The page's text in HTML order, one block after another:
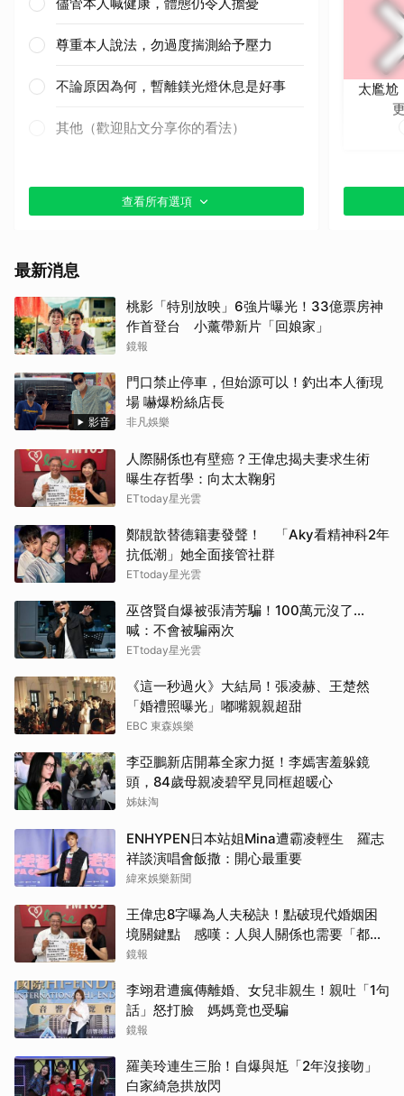
儘管本人喊健康，體態仍令人擔憂
尊重本人說法，勿過度揣測給予壓力
不論原因為何，暫離鎂光燈休息是好事
其他（歡迎貼文分享你的看法）
查看所有選項
太尷尬
最新消息
桃影「特別放映」6強片曝光！33億票房神
作首登台 小薰帶新片「回娘家」
鏡報
影音
門口禁止停車，但始源可以！釣出本人衝現
場 嚇爆粉絲店長
非凡娛樂
人際關係也有壁癌？王偉忠揭夫妻求生術
曝生存哲學：向太太鞠躬
ETtoday星光雲
鄭靚歆替德籍妻發聲！ 「Aky看精神科2年
抗低潮」她全面接管社群
ETtoday星光雲
巫啓賢自爆被張清芳騙！100萬元沒了...
喊：不會被騙兩次
ETtoday星光雲
《這一秒過火》大結局！張凌赫、王楚然
「婚禮照曝光」嘟嘴親親超甜
EBC 東森娛樂
李亞鵬新店開幕全家力挺！李嫣害羞躲鏡
頭，84歲母親凌碧罕見同框超暖心
姊妹淘
ENHYPEN日本站姐Mina遭霸凌輕生 羅志
祥談演唱會飯撒：開心最重要
緯來娛樂新聞
王偉忠8字曝為人夫秘訣！點破現代婚姻困
境關鍵點 感嘆：人與人關係也需要「都
更」
鏡報
李翊君遭瘋傳離婚、女兒非親生！親吐「1句
話」怒打臉 媽媽竟也受騙
鏡報
羅美玲連生三胎！自爆與尪「2年沒接吻」
白家綺急拱放閃